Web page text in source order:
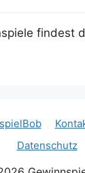
findest
Datenschutz